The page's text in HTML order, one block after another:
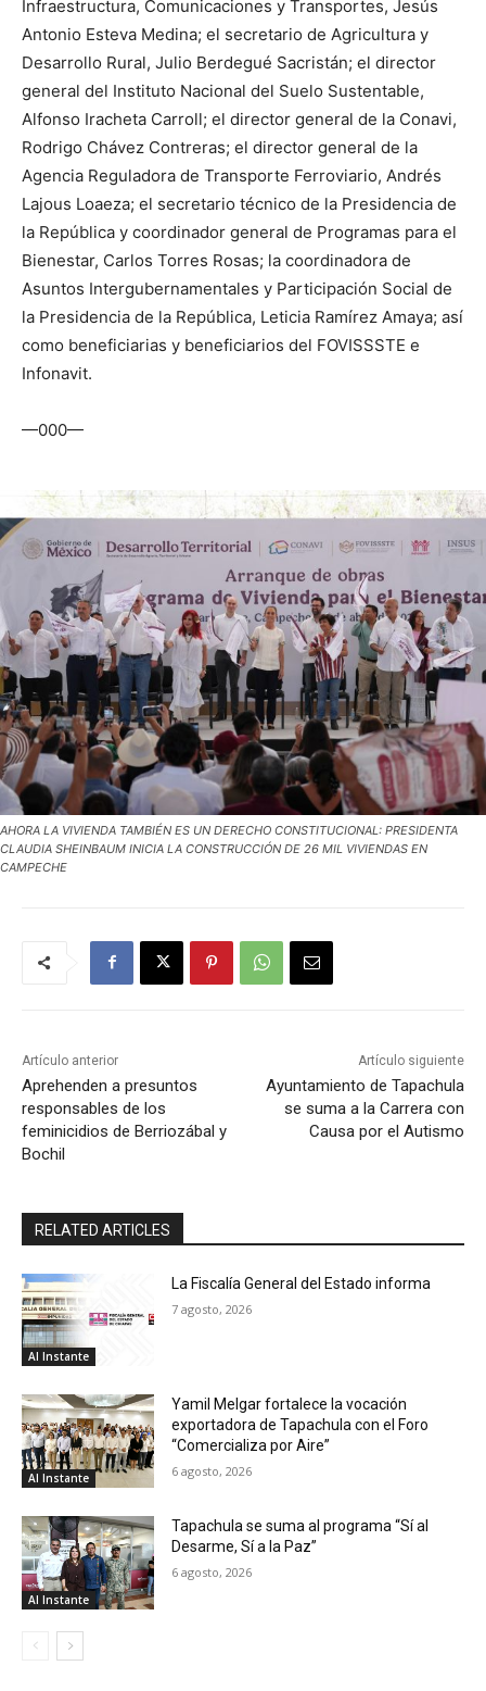
Infraestructura, Comunicaciones y Transportes, Jesús
Antonio Esteva Medina; el secretario de Agricultura y
Desarrollo Rural, Julio Berdegué Sacristán; el director
general del Instituto Nacional del Suelo Sustentable,
Alfonso Iracheta Carroll; el director general de la Conavi,
Rodrigo Chávez Contreras; el director general de la
Agencia Reguladora de Transporte Ferroviario, Andrés
Lajous Loaeza; el secretario técnico de la Presidencia de
la República y coordinador general de Programas para el
Bienestar, Carlos Torres Rosas; la coordinadora de
Asuntos Intergubernamentales y Participación Social de
la Presidencia de la República, Leticia Ramírez Amaya; así
como beneficiarias y beneficiarios del FOVISSSTE e
Infonavit.
—000—
AHORA LA VIVIENDA TAMBIÉN ES UN DERECHO CONSTITUCIONAL: PRESIDENTA
CLAUDIA SHEINBAUM INICIA LA CONSTRUCCIÓN DE 26 MIL VIVIENDAS EN
CAMPECHE
Artículo anterior
Aprehenden a presuntos
responsables de los
feminicidios de Berriozábal y
Bochil
Artículo siguiente
Ayuntamiento de Tapachula
se suma a la Carrera con
Causa por el Autismo
RELATED ARTICLES
Al Instante
La Fiscalía General del Estado informa
7 agosto, 2026
Al Instante
Yamil Melgar fortalece la vocación
exportadora de Tapachula con el Foro
“Comercializa por Aire”
6 agosto, 2026
Al Instante
Tapachula se suma al programa “Sí al
Desarme, Sí a la Paz”
6 agosto, 2026